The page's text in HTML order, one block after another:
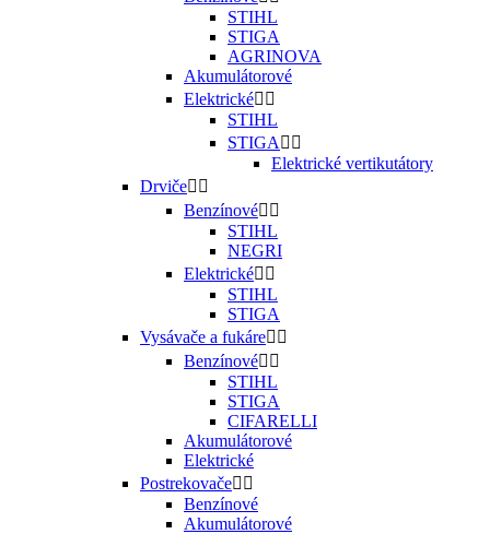
STIHL
STIGA
AGRINOVA
Akumulátorové
Elektrické 
STIHL
STIGA  
Elektrické vertikutátory
Drviče 
Benzínové 
STIHL
NEGRI
Elektrické 
STIHL
STIGA
Vysávače a fukáre 
Benzínové 
STIHL
STIGA
CIFARELLI
Akumulátorové
Elektrické
Postrekovače 
Benzínové
Akumulátorové